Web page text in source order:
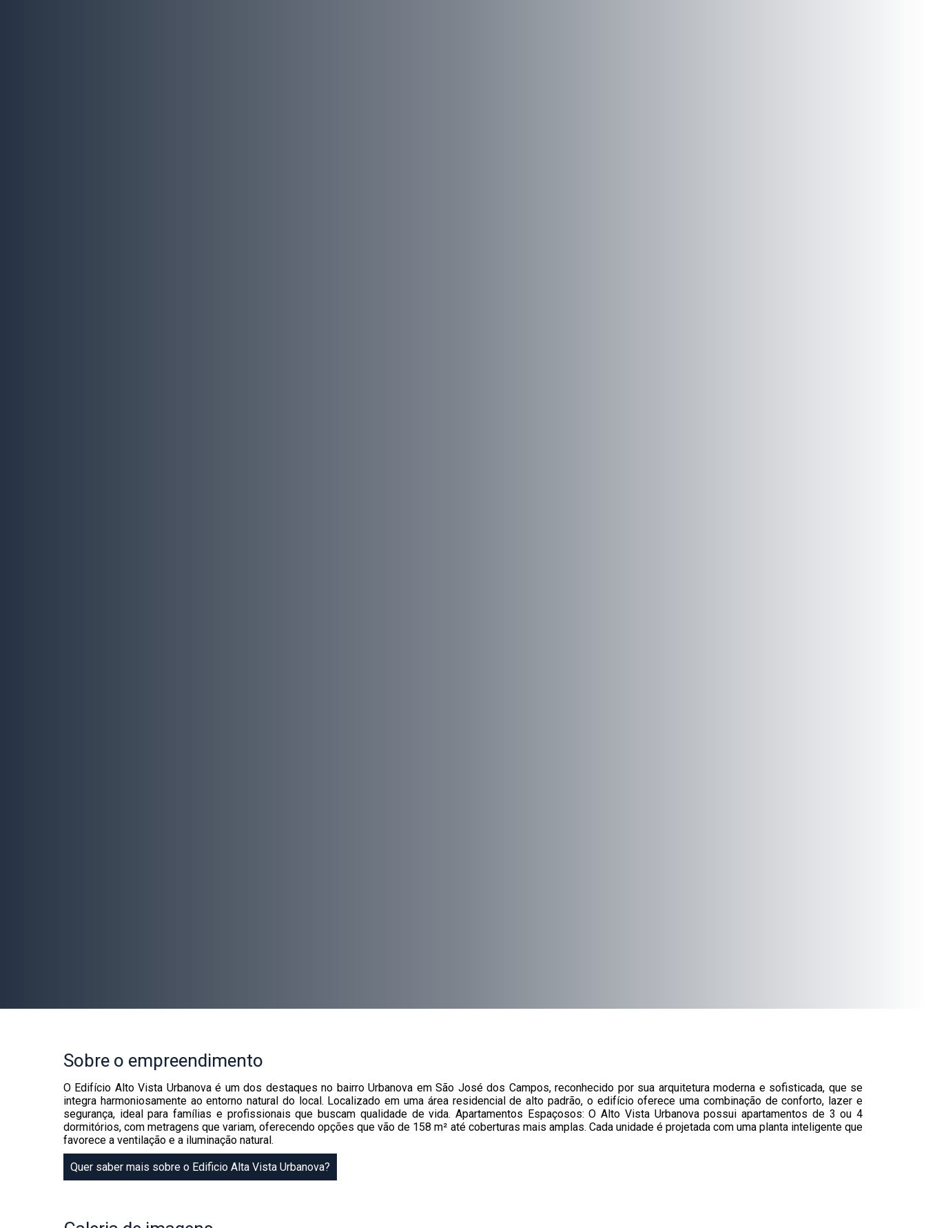
Sobre o empreendimento
O Edifício Alto Vista Urbanova é um dos destaques no bairro Urbanova em São José dos Campos, reconhecido por sua arquitetura moderna e sofisticada, que se
integra harmoniosamente ao entorno natural do local. Localizado em uma área residencial de alto padrão, o edifício oferece uma combinação de conforto, lazer e
segurança, ideal para famílias e profissionais que buscam qualidade de vida. Apartamentos Espaçosos: O Alto Vista Urbanova possui apartamentos de 3 ou 4
dormitórios, com metragens que variam, oferecendo opções que vão de 158 m² até coberturas mais amplas. Cada unidade é projetada com uma planta inteligente que
favorece a ventilação e a iluminação natural.
Quer saber mais sobre o Edificio Alta Vista Urbanova?